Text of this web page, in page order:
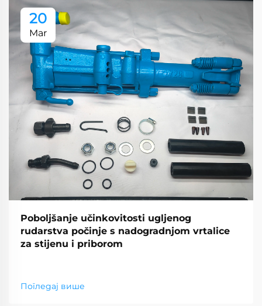
20
Mar
Poboljšanje učinkovitosti ugljenog
rudarstva počinje s nadogradnjom vrtalice
za stijenu i priborom
Погледај више